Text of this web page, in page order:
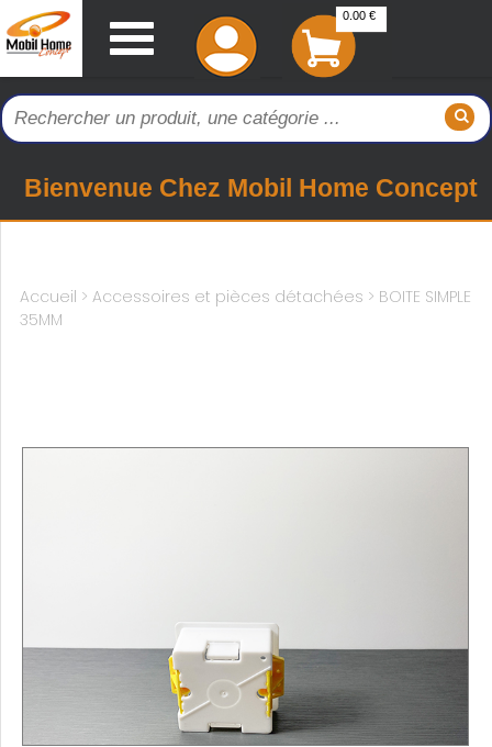
0.00 €
Bienvenue Chez Mobil Home Concept
Accueil > Accessoires et pièces détachées > BOITE SIMPLE
35MM